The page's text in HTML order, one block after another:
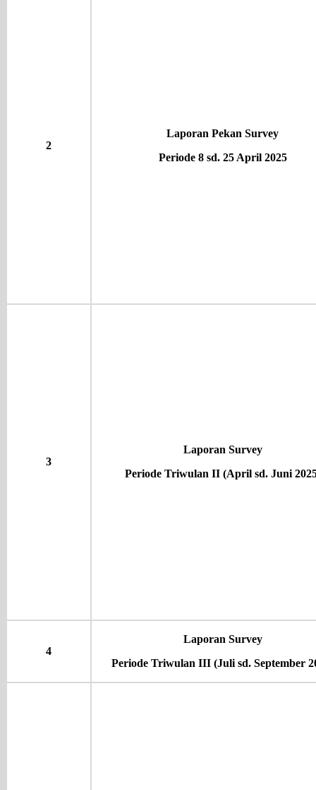
2
Laporan Pekan Survey
Periode 8 sd. 25 April 2025
3
Laporan Survey
Periode Triwulan II (April sd. Juni
4
Laporan Survey
Periode Triwulan III (Juli sd. September